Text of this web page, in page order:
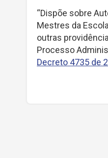
“Dispõe sobre
Mestres da
outras
Processo
Decreto 4735 de